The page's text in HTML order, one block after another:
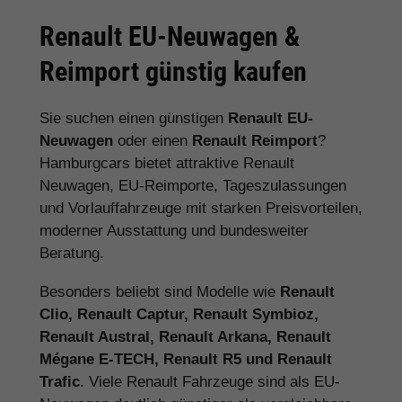
Renault EU-Neuwagen &
Reimport günstig kaufen
Sie suchen einen günstigen Renault EU-
Neuwagen oder einen Renault Reimport?
Hamburgcars bietet attraktive Renault
Neuwagen, EU-Reimporte, Tageszulassungen
und Vorlauffahrzeuge mit starken Preisvorteilen,
moderner Ausstattung und bundesweiter
Beratung.
Besonders beliebt sind Modelle wie Renault
Clio, Renault Captur, Renault Symbioz,
Renault Austral, Renault Arkana, Renault
Mégane E-TECH, Renault R5 und Renault
Trafic. Viele Renault Fahrzeuge sind als EU-